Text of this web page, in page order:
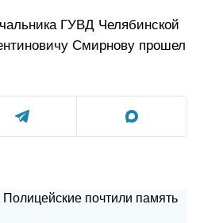
ГУВД Челябинской
Смирнову прошел